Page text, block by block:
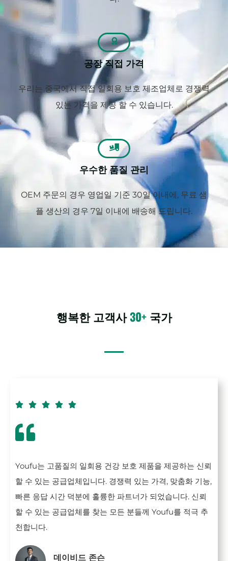
공장 직접 가격
우리는 중국에서 직접 일회용 보호 제조업체로 경쟁력
있는 가격을 제공 할 수 있습니다.
우수한 품질 관리
OEM 주문의 경우 영업일 기준 30일 이내에, 무료 샘
플 생산의 경우 7일 이내에 배송해 드립니다.
행복한 고객사30+ 국가
    
Youfu는 고품질의 일회용 건강 보호 제품을 제공하는 신뢰
할 수 있는 공급업체입니다. 경쟁력 있는 가격, 맞춤화 기능,
빠른 응답 시간 덕분에 훌륭한 파트너가 되었습니다. 신뢰
할 수 있는 공급업체를 찾는 모든 분들께 Youfu를 적극 추
천합니다.
데이비드 존슨